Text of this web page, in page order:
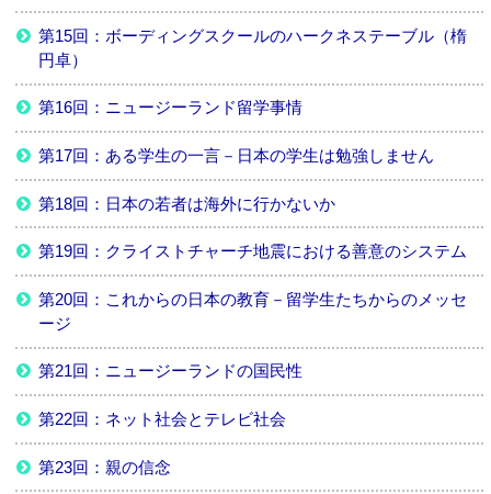
第15回：ボーディングスクールのハークネステーブル（楕
円卓）
第16回：ニュージーランド留学事情
第17回：ある学生の一言－日本の学生は勉強しません
第18回：日本の若者は海外に行かないか
第19回：クライストチャーチ地震における善意のシステム
第20回：これからの日本の教育－留学生たちからのメッセ
ージ
第21回：ニュージーランドの国民性
第22回：ネット社会とテレビ社会
第23回：親の信念